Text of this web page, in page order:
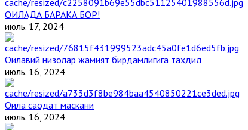
ОИЛАДА БАРАКА БОР!
июль. 17, 2024
Оилавий низолар жамият бирдамлигига таҳдид
июль. 16, 2024
Оила саодат маскани
июль. 16, 2024